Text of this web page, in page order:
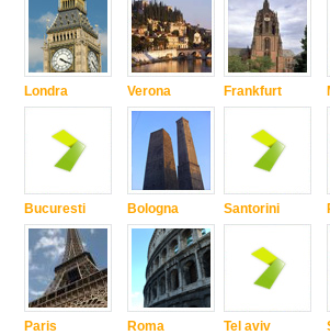
Londra
Bucuresti
Paris
Verona
Bologna
Roma
Frankfurt
Santorini
Tel aviv